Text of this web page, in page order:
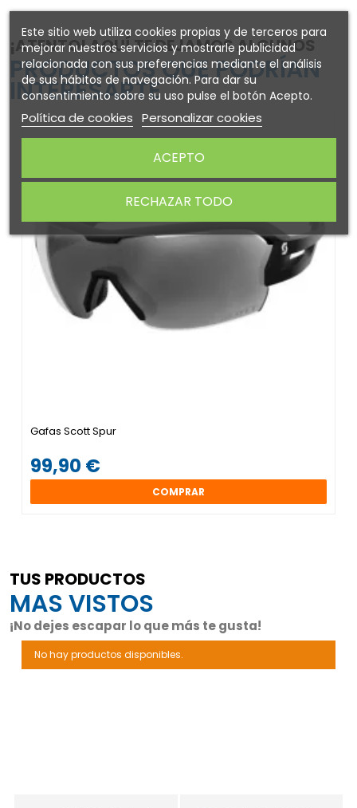
¡ATENTO! AQUÍ TE DEJAMOS ALGUNOS
PRODUCTOS QUE PODRÍAN
INTERESARTE
Gafas Scott Spur
99,90 €
COMPRAR
TUS PRODUCTOS
MAS VISTOS
¡No dejes escapar lo que más te gusta!
No hay productos disponibles.
Este sitio web utiliza cookies propias y de terceros para
mejorar nuestros servicios y mostrarle publicidad
relacionada con sus preferencias mediante el análisis
de sus hábitos de navegación. Para dar su
consentimiento sobre su uso pulse el botón Acepto.
Política de cookies Personalizar cookies
RECHAZAR TODO
ACEPTO